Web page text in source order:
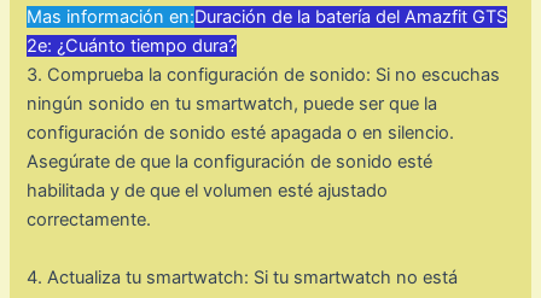
Mas información en:Duración de la batería del Amazfit GTS
2e: ¿Cuánto tiempo dura?
3. Comprueba la configuración de sonido: Si no escuchas
ningún sonido en tu smartwatch, puede ser que la
configuración de sonido esté apagada o en silencio.
Asegúrate de que la configuración de sonido esté
habilitada y de que el volumen esté ajustado
correctamente.
4. Actualiza tu smartwatch: Si tu smartwatch no está